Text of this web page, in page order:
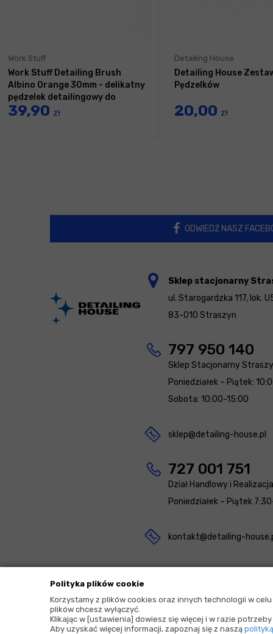
Polityka plików cookie
Korzystamy z plików cookies oraz innych technologii w
plików chcesz wyłączyć.
Klikając w [ustawienia] dowiesz się więcej i w razie
Aby uzyskać więcej informacji, zapoznaj się z naszą
Work Stuff
Work Stuff Detailing Brush
Albino Orange 30mm - delikatny
pędzelek detailingowy do
wnętrza i skóry
39,90 zł
Detailing House
Detailing House
Pędzelków
20,00 zł
ODWIEDŹ NASZ
Sklep stacjonarny
ul. Starogardzka 117, lok.
83-010 Straszyn
797 950 140
Sklep Stacjonarny
Poniedziałek – Piątek:
Sobota: 10:00-15:00
sklep@detailing-house.pl
727 001 751
Dział Handlowy i
Poniedziałek – Piątek
kontakt@detailing-
2026 © Copyrights by |Detailing House